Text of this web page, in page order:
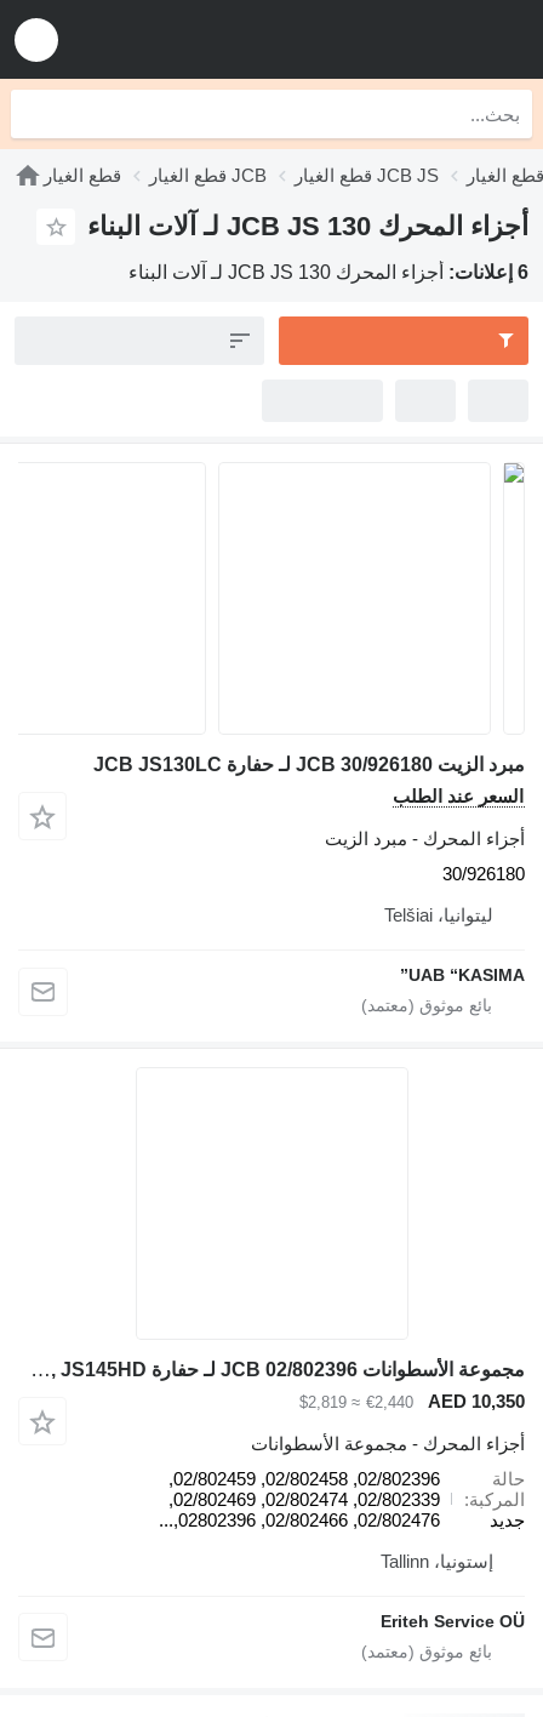
قطع الغيار قطع الغيار JCB قطع الغيار JCB JS
أجزاء المحرك JCB JS 130 لـ آلات البناء
6 إعلانات: أجزاء المحرك JCB JS 130 لـ آلات البناء
مبرد الزيت JCB 30/926180 لـ حفارة JCB JS130LC
السعر عند الطلب
أجزاء المحرك - مبرد الزيت
30/926180
ليتوانيا، Telšiai
UAB “KASIMA”
مجموعة الأسطوانات JCB 02/802396 لـ حفارة JCB JS145LC, JS115 AUTO, JZ140, JS160 T3, JS130LC, JZ140WM, JZ140HD, JS180 T3, JZ140R, JS145HD
AED 10,350
€2,440
≈ $2,819
أجزاء المحرك - مجموعة الأسطوانات
حالة
المركبة
جديد
02/802396, 02/802458, 02/802459,
02/802339, 02/802474, 02/802469,
02/802476, 02/802466, 02802396,...
إستونيا، Tallinn
Eriteh Service OÜ